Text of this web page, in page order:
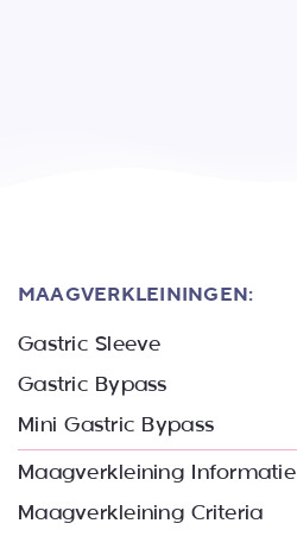
MAAGVERKLEININGEN:
Gastric Sleeve
Gastric Bypass
Mini Gastric Bypass
Maagverkleining Informatie
Maagverkleining Criteria